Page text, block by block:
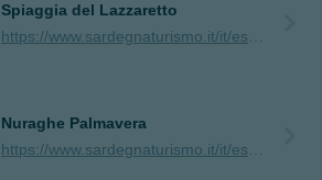
Spiaggia del Lazzaretto
https://www.sardegnaturismo.it/it/esplora/lazzaretto
Nuraghe Palmavera